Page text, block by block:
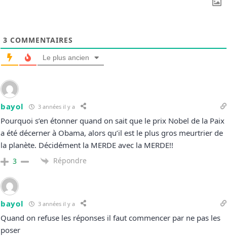
3 COMMENTAIRES
Le plus ancien
bayol 3 années il y a
Pourquoi s’en étonner quand on sait que le prix Nobel de la Paix
a été décerner à Obama, alors qu’il est le plus gros meurtrier de
la planète. Décidément la MERDE avec la MERDE!!
3 Répondre
bayol 3 années il y a
Quand on refuse les réponses il faut commencer par ne pas les
poser